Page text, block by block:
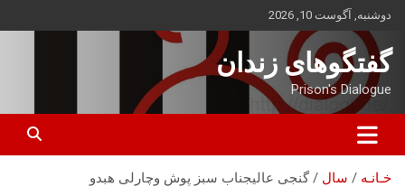
محتوا
بروید
دوشنبه, آگوست 10, 2026
گفتگوهای زندان
Prison's Dialogue
خـانـه سال گنجی عالیجناب سبز پوش وچارلی هبدو